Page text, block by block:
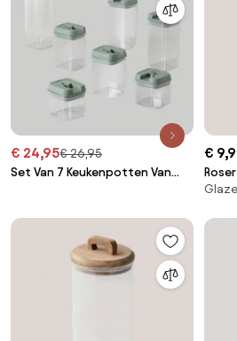
€ 24,95€ 26,95
Set Van 7 Keukenpotten Van
€
Sklum